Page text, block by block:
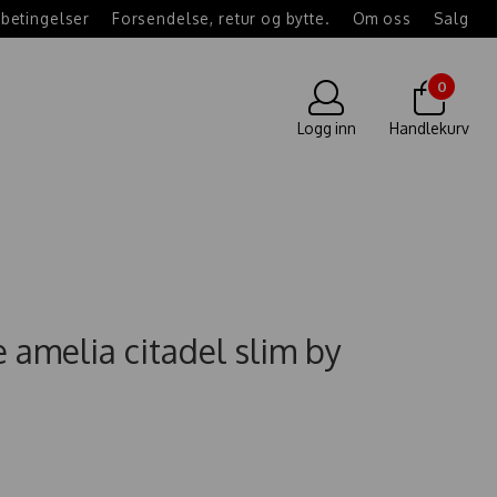
Forsendelse, retur og bytte. Om oss Salg
Logg inn
0
Handlekurv
amelia citadel slim by